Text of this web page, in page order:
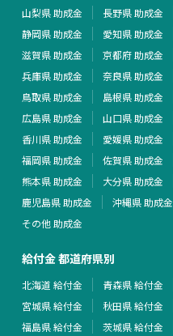
山梨県 助成金
長野県 助成金
静岡県 助成金
愛知県 助成金
滋賀県 助成金
京都府 助成金
兵庫県 助成金
奈良県 助成金
鳥取県 助成金
島根県 助成金
広島県 助成金
山口県 助成金
香川県 助成金
愛媛県 助成金
福岡県 助成金
佐賀県 助成金
熊本県 助成金
大分県 助成金
鹿児島県 助成金
沖縄県 助成金
その他 助成金
給付金 都道府県別
北海道 給付金 青森県 給付金
宮城県 給付金
秋田県 給付金
福島県 給付金
茨城県 給付金